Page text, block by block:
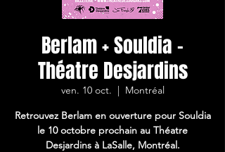
Berlam + Souldia -
Théatre Desjardins
ven. 10 oct.
  |
Montréal
Retrouvez Berlam en ouverture pour Souldia
le 10 octobre prochain au Théatre
Desjardins à LaSalle, Montréal.